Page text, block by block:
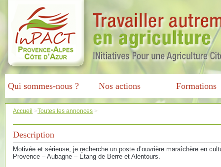
Qui sommes-nous ? Nos actions Formations
Accueil >Toutes les annonces >
Description
Motivée et sérieuse, je recherche un poste d’ouvrière maraîchère en
Provence – Aubagne – Étang de Berre et Alentours.